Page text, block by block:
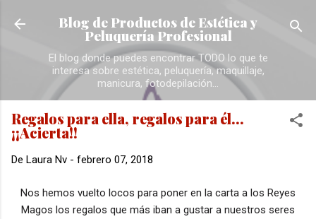
Ir al contenido principal
Blog de Productos de Estética y
Peluquería Profesional
El blog donde puedes encontrar TODO lo que te
interesa sobre estética, peluquería, maquillaje,
manicura, fotodepilación...
Regalos para ella, regalos para él...
¡¡Acierta!!
De Laura Nv - febrero 07, 2018
Nos hemos vuelto locos para poner en la carta a los Reyes
Magos los regalos que más iban a gustar a nuestros seres